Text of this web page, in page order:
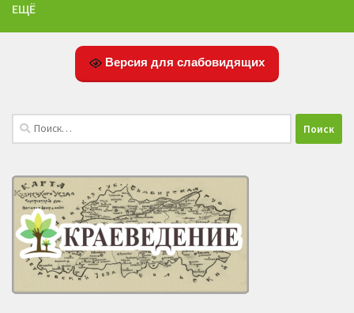
ЕЩЁ
Версия для слабовидящих
Найти: